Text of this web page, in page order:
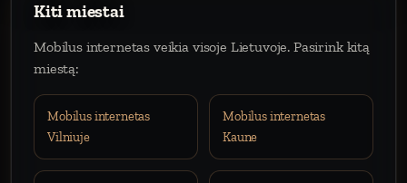
Kiti miestai
Mobilus internetas veikia visoje Lietuvoje. Pasirink kitą
miestą:
Mobilus internetas
Vilniuje
Mobilus internetas
Kaune